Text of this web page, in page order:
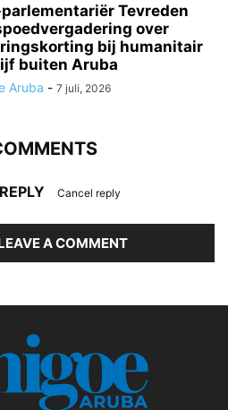
parlementariër Tevreden
over
bij humanitair
buiten Aruba
Aruba - 7 juli, 2026
Cancel reply
A COMMENT